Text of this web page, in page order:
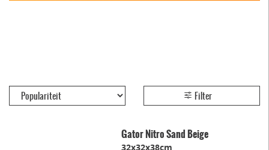
Filter
Gator Nitro Sand Beige
32x32x38cm